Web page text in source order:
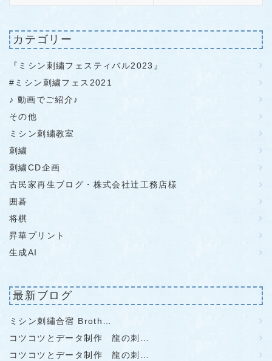
カテゴリー
『ミシン刺繍フェスティバル2023』
#ミシン刺繍フェス2021
♪ 動画でご紹介♪
その他
ミシン刺繍教室
刺繍
刺繍CD企画
古民家再生ブログ・株式会社辻工務店様
囲碁
将棋
昇華プリント
生成AI
最新ブログ
ミシン刺繡合宿 Broth…
コツコツとデータ制作 龍の刺…
コツコツとデータ制作 龍の刺…